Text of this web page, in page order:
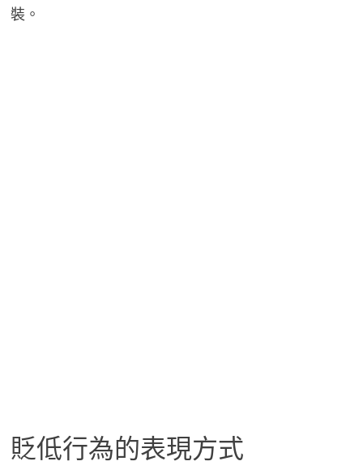
裝。
貶低行為的表現方式